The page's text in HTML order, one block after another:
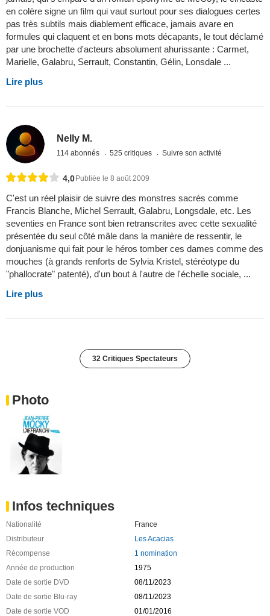
en colère signe un film qui vaut surtout pour ses dialogues certes
pas très subtils mais diablement efficace, jamais avare en
formules qui claquent et en bons mots décapants, le tout déclamé
par une brochette d'acteurs absolument ahurissante : Carmet,
Marielle, Galabru, Serrault, Constantin, Gélin, Lonsdale ...
Lire plus
Nelly M.
114 abonnés 525 critiques Suivre son activité
4,0 Publiée le 8 août 2009
C'est un réel plaisir de suivre des monstres sacrés comme
Francis Blanche, Michel Serrault, Galabru, Longsdale, etc. Les
seventies en France sont bien retranscrites avec cette sexualité
présentée du seul côté mâle dans la manière de ressentir, le
donjuanisme qui fait pour le héros tomber ces dames comme des
mouches (à grands renforts de Sylvia Kristel, stéréotype du
"phallocrate" patenté), d'un bout à l'autre de l'échelle sociale, ...
Lire plus
32 Critiques Spectateurs
Photo
Infos techniques
Nationalité
France
Distributeur
Les Acacias
Récompense
1 nomination
Année de production
1975
Date de sortie DVD
08/11/2023
Date de sortie Blu-ray
08/11/2023
Date de sortie VOD
01/01/2016